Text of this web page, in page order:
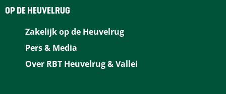
OP DE HEUVELRUG
Zakelijk op de Heuvelrug
Pers & Media
Over RBT Heuvelrug & Vallei